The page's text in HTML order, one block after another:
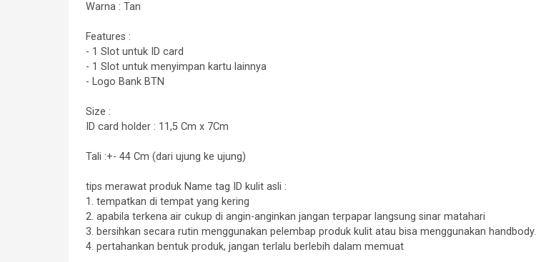
Warna : Tan
Features :
- 1 Slot untuk ID card
- 1 Slot untuk menyimpan kartu lainnya
- Logo Bank BTN
Size :
ID card holder : 11,5 Cm x 7Cm
Tali :+- 44 Cm (dari ujung ke ujung)
tips merawat produk Name tag ID kulit asli :
1. tempatkan di tempat yang kering
2. apabila terkena air cukup di angin-anginkan jangan terpapar langsung sinar matahari
3. bersihkan secara rutin menggunakan pelembap produk kulit atau bisa menggunakan handbody.
4. pertahankan bentuk produk, jangan terlalu berlebih dalam memuat